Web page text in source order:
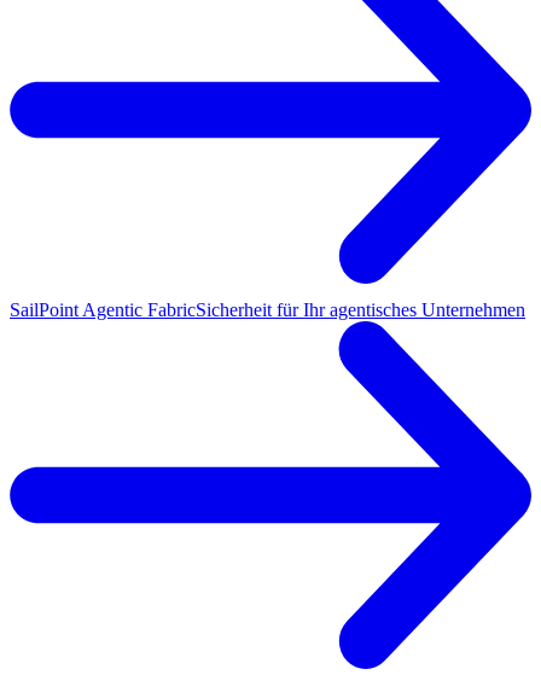
SailPoint Agentic FabricSicherheit für Ihr agentisches Unternehmen